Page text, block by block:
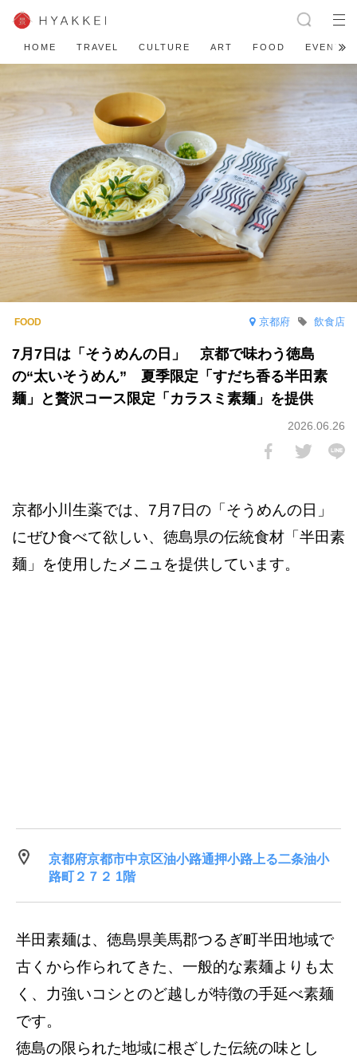
HOME TRAVEL CULTURE ART FOOD EVENT
京都府 飲食店
7月7日は「そうめんの日」 京都で味わう徳島
の“太いそうめん” 夏季限定「すだち香る半田素
麺」と贅沢コース限定「カラスミ素麺」を提供
2026.06.26
京都小川生薬では、7月7日の「そうめんの日」
にぜひ食べて欲しい、徳島県の伝統食材「半田素
麺」を使用したメニュを提供しています。
京都府京都市中京区油小路通押小路上る二条油小
路町２７２ 1階
半田素麺は、徳島県美馬郡つるぎ町半田地域で
古くから作られてきた、一般的な素麺よりも太
く、力強いコシとのど越しが特徴の手延べ素麺
です。
徳島の限られた地域に根ざした伝統の味とし